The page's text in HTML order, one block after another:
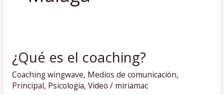
¿Qué es el coaching?
Coaching wingwave, Medios de comunicación,
Principal, Psicología, Video / miriamac
¿Qué
es
el